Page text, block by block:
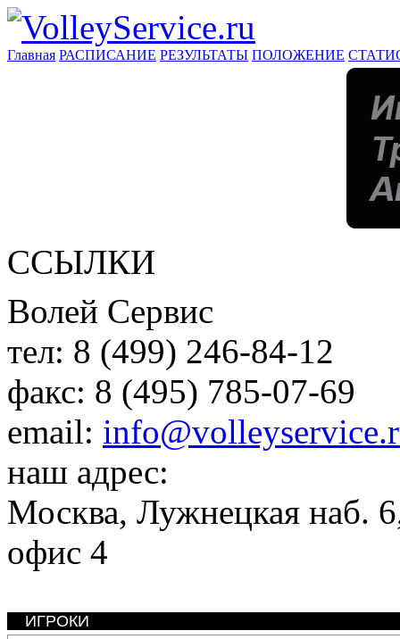
Главная РАСПИСАНИЕ РЕЗУЛЬТАТЫ ПОЛОЖЕНИЕ
ССЫЛКИ
Волей Сервис
тел: 8 (499) 246-84-12
факс: 8 (495) 785-07-69
email:
наш адрес:
Москва, Лужнецкая наб.
офис 4
ИГРОКИ